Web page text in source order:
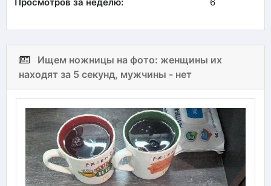
Ищем ножницы на фото: женщины их
находят за 5 секунд, мужчины - нет